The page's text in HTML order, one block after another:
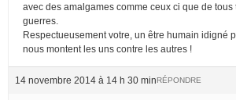
avec des amalgames comme ceux ci que de tous
guerres.
Respectueusement votre, un être humain idigné
nous montent les uns contre les autres !
14 novembre 2014 à 14 h 30 minRÉPONDRE